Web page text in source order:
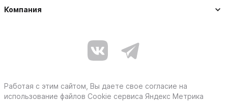
Компания
Работая с этим сайтом, Вы даете свое согласие на
использование файлов Cookie сервиса Яндекс Метрика